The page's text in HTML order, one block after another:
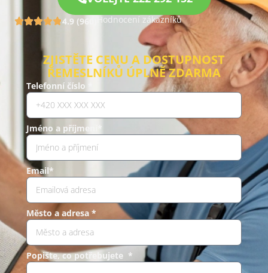
4.9 (960) Hodnocení zákazníků
ZJISTĚTE CENU A DOSTUPNOST
ŘEMESLNÍKŮ ÚPLNĚ ZDARMA
Telefonní číslo *
Jméno a příjmení*
Email*
Město a adresa *
Popište, co potřebujete *